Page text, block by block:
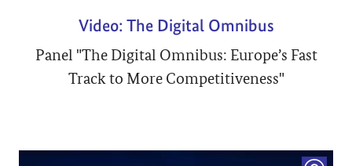
Video: The Digital Omnibus
Panel "The Digital Omnibus: Europe’s Fast
Track to More Competitiveness"